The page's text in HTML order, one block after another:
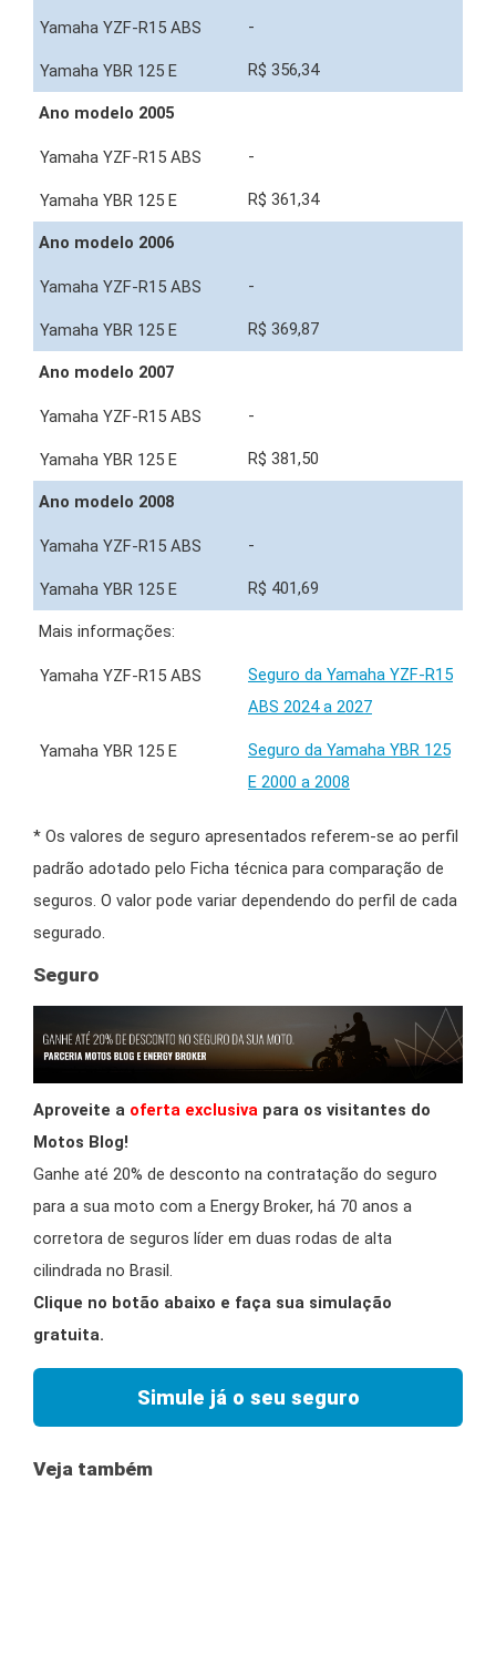
-
R$ 356,34
Ano modelo 2005
-
R$ 361,34
Ano modelo 2006
-
R$ 369,87
Ano modelo 2007
-
R$ 381,50
Ano modelo 2008
-
R$ 401,69
Mais informações:
Seguro da Yamaha YZF-R15
ABS 2024 a 2027
Seguro da Yamaha YBR 125
E 2000 a 2008
* Os valores de seguro apresentados referem-se ao perfil
padrão adotado pelo Ficha técnica para comparação de
seguros. O valor pode variar dependendo do perfil de cada
segurado.
Seguro
Aproveite a oferta exclusiva para os visitantes do
Motos Blog!
Ganhe até 20% de desconto na contratação do seguro
para a sua moto com a Energy Broker, há 70 anos a
corretora de seguros líder em duas rodas de alta
cilindrada no Brasil.
Clique no botão abaixo e faça sua simulação
gratuita.
Simule já o seu seguro
Veja também